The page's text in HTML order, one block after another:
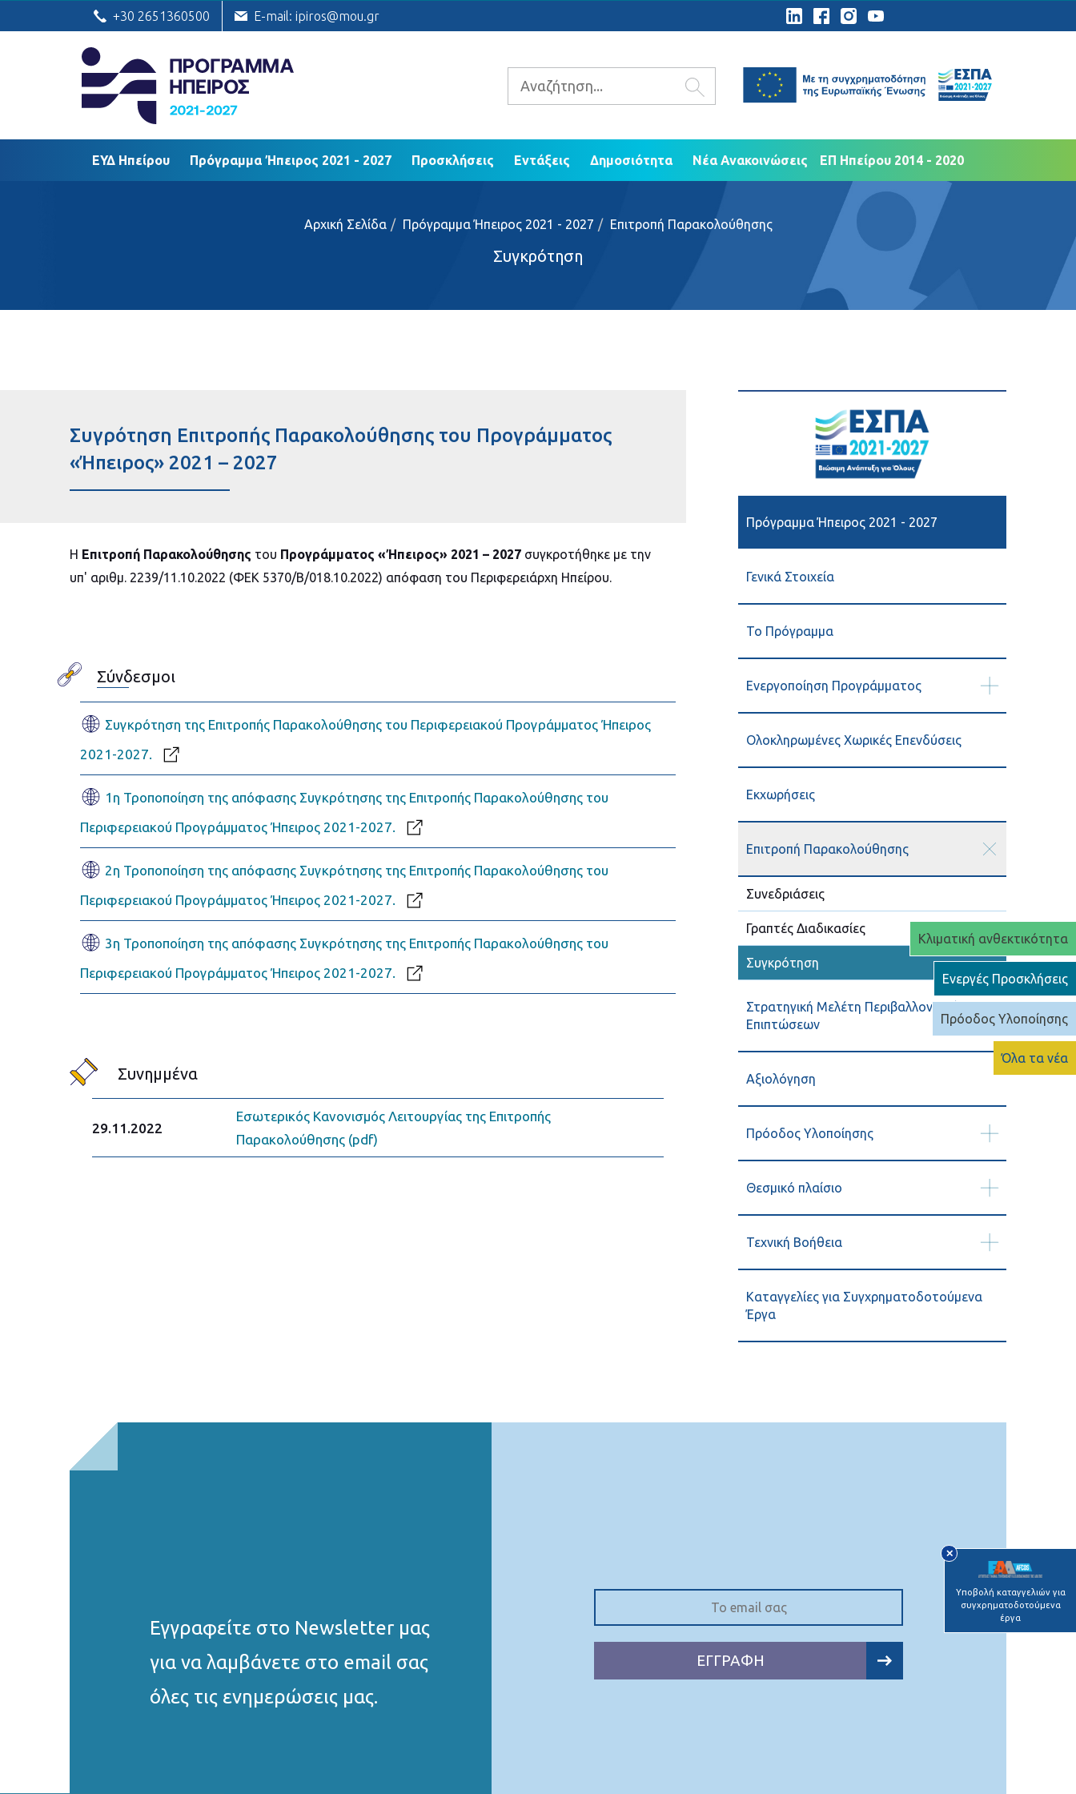
ΕΥΔ Ηπείρου Πρόγραμμα Ήπειρος 2021 - 2027 Δημοσιότητα
Νέα Ανακοινώσεις
Κλιματική ανθεκτικότητα
Ενεργές Προσκλήσεις
Πρόοδος Υλοποίησης
Όλα τα νέα
✕
Υποβολή καταγγελιών για
συγχρηματοδοτούμενα
έργα
+30 2651360500 E-mail: ipiros@mou.gr
ΕΥΔ Ηπείρου Πρόγραμμα Ήπειρος 2021 - 2027 Προσκλήσεις Εντάξεις Δημοσιότητα Νέα Ανακοινώσεις ΕΠ Ηπείρου 2014 - 2020
Αρχική Σελίδα Πρόγραμμα Ήπειρος 2021 - 2027 Επιτροπή Παρακολούθησης
Συγκρότηση
Συγρότηση Επιτροπής Παρακολούθησης του Προγράμματος
«Ήπειρος» 2021 – 2027
Η Επιτροπή Παρακολούθησης του Προγράμματος «Ήπειρος» 2021 – 2027 συγκροτήθηκε με την
υπ' αριθμ. 2239/11.10.2022 (ΦΕΚ 5370/Β/018.10.2022) απόφαση του Περιφερειάρχη Ηπείρου.
Σύνδεσμοι
Συγκρότηση της Επιτροπής Παρακολούθησης του Περιφερειακού Προγράμματος Ήπειρος
2021-2027.
1η Τροποποίηση της απόφασης Συγκρότησης της Επιτροπής Παρακολούθησης του
Περιφερειακού Προγράμματος Ήπειρος 2021-2027.
2η Τροποποίηση της απόφασης Συγκρότησης της Επιτροπής Παρακολούθησης του
Περιφερειακού Προγράμματος Ήπειρος 2021-2027.
3η Τροποποίηση της απόφασης Συγκρότησης της Επιτροπής Παρακολούθησης του
Περιφερειακού Προγράμματος Ήπειρος 2021-2027.
Συνημμένα
29.11.2022
Εσωτερικός Κανονισμός Λειτουργίας της Επιτροπής
Παρακολούθησης (pdf)
Πρόγραμμα Ήπειρος 2021 - 2027
Γενικά Στοιχεία
Το Πρόγραμμα
Ενεργοποίηση Προγράμματος
Ολοκληρωμένες Χωρικές Επενδύσεις
Εκχωρήσεις
Επιτροπή Παρακολούθησης
Συνεδριάσεις
Γραπτές Διαδικασίες
Συγκρότηση
Στρατηγική Μελέτη Περιβαλλοντικών
Επιπτώσεων
Αξιολόγηση
Πρόοδος Υλοποίησης
Θεσμικό πλαίσιο
Τεχνική Βοήθεια
Καταγγελίες για Συγχρηματοδοτούμενα
Έργα
Εγγραφείτε στο Νewsletter μας
για να λαμβάνετε στο email σας
όλες τις ενημερώσεις μας.
ΕΓΓΡΑΦΗ